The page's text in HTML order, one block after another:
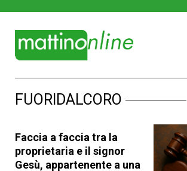
FUORIDALCORO
Faccia a faccia tra la
proprietaria e il signor
Gesù, appartenente a una